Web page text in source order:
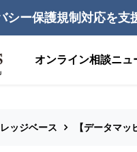
シー保護規制対応を支
オンライン相談ニュ
ッジベース 【データマ